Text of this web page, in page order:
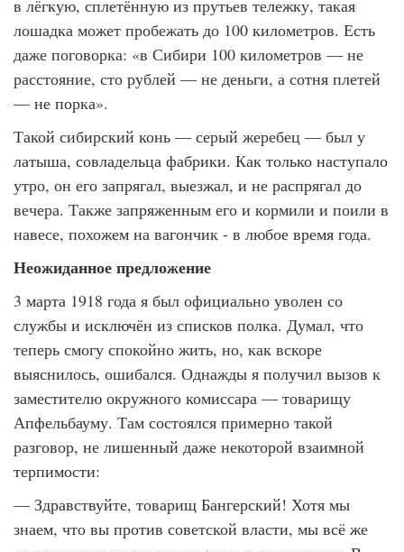
в лёгкую, сплетённую из прутьев тележку, такая
лошадка может пробежать до 100 километров. Есть
даже поговорка: «в Сибири 100 километров — не
расстояние, сто рублей — не деньги, а сотня плетей
— не порка».
Такой сибирский конь — серый жеребец — был у
латыша, совладельца фабрики. Как только наступало
утро, он его запрягал, выезжал, и не распрягал до
вечера. Также запряженным его и кормили и поили в
навесе, похожем на вагончик - в любое время года.
Неожиданное предложение
3 марта 1918 года я был официально уволен со
службы и исключён из списков полка. Думал, что
теперь смогу спокойно жить, но, как вскоре
выяснилось, ошибался. Однажды я получил вызов к
заместителю окружного комиссара — товарищу
Апфельбауму. Там состоялся примерно такой
разговор, не лишенный даже некоторой взаимной
терпимости:
— Здравствуйте, товарищ Бангерский! Хотя мы
знаем, что вы против советской власти, мы всё же